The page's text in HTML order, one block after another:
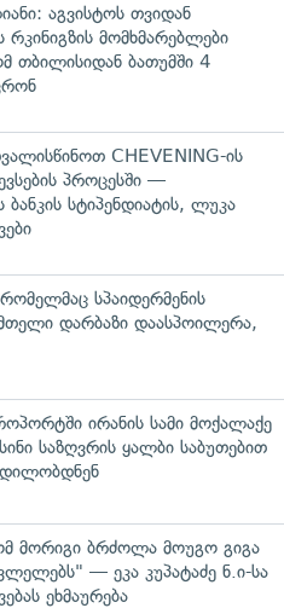
აგვისტოს თვიდან
მომხმარებლები
თბილისიდან ბათუმში 4
CHEVENING-ის
პროცესში —
სტიპენდიატის, ლუკა
სპაიდერმენის
დარბაზი დაასპოილერა,
ირანის სამი მოქალაქე
საზღვრის ყალბი საბუთებით
მორიგი ბრძოლა მოუგო გიგა
— ეკა კუპატაძე ნ.ი-სა
ეხმაურება